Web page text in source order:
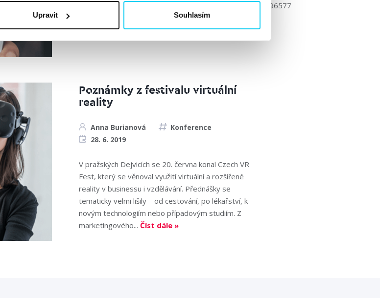
Upravit Souhlasím
https://twitter.com/instagram/status/1146104886339096577
Jak ji použít? Při úpravě Stories stačí...Číst dále »
Poznámky z festivalu virtuální
reality
Anna Burianová
Konference
28. 6. 2019
V pražských Dejvicích se 20. června konal Czech VR
Fest, který se věnoval využití virtuální a rozšířené
reality v businessu i vzdělávání. Přednášky se
tematicky velmi lišily – od cestování, po lékařství, k
novým technologiím nebo případovým studiím. Z
marketingového... Číst dále »